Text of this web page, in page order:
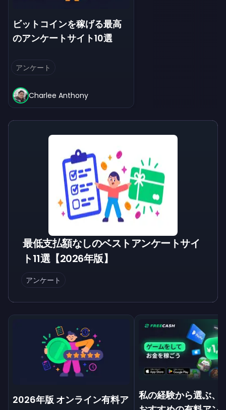
ビットコインを稼げる最高
のアンケートサイト10選
アンケート
Charlee Anthony
最低支払額なしのベストアンケートサイ
ト11選【2026年版】
アンケート
2026年版 オンライン有料ア
私の経験から選ぶ、